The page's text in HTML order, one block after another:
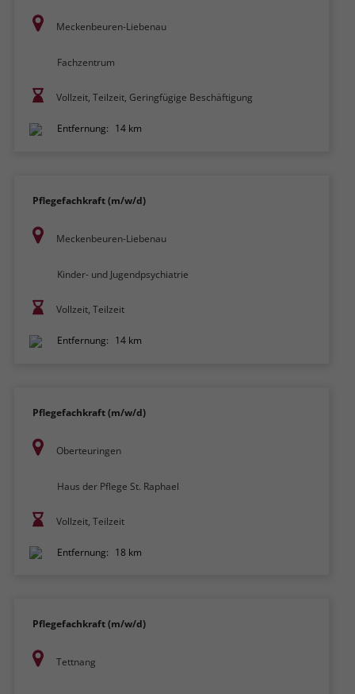
Meckenbeuren-Liebenau
Fachzentrum
Vollzeit, Teilzeit, Geringfügige Beschäftigung
Entfernung: 14 km
Pflegefachkraft (m/w/d)
Meckenbeuren-Liebenau
Kinder- und Jugendpsychiatrie
Vollzeit, Teilzeit
Entfernung: 14 km
Pflegefachkraft (m/w/d)
Oberteuringen
Haus der Pflege St. Raphael
Vollzeit, Teilzeit
Entfernung: 18 km
Pflegefachkraft (m/w/d)
Tettnang